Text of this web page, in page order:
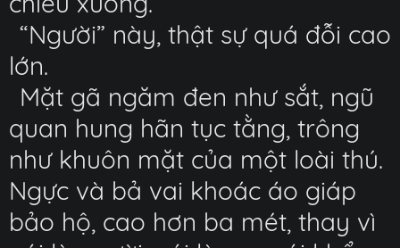
“Người” này, thật sự quá đỗi cao
lớn.
Mặt gã ngăm đen như sắt, ngũ
quan hung hãn tục tằng, trông
như khuôn mặt của một loài thú.
Ngực và bả vai khoác áo giáp
bảo hộ, cao hơn ba mét, thay vì